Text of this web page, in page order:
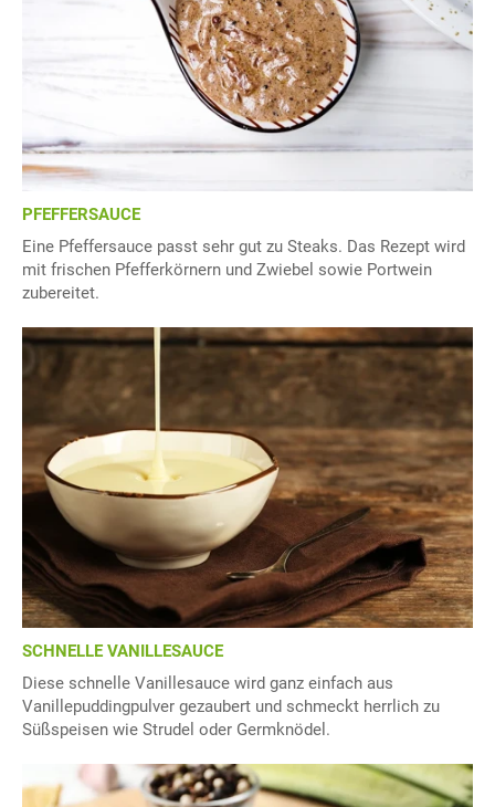
PFEFFERSAUCE
Eine Pfeffersauce passt sehr gut zu Steaks. Das Rezept wird
mit frischen Pfefferkörnern und Zwiebel sowie Portwein
zubereitet.
SCHNELLE VANILLESAUCE
Diese schnelle Vanillesauce wird ganz einfach aus
Vanillepuddingpulver gezaubert und schmeckt herrlich zu
Süßspeisen wie Strudel oder Germknödel.